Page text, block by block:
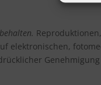
elektronischen,
Genehmigung